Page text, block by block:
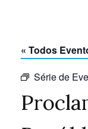
« Todos
Série de